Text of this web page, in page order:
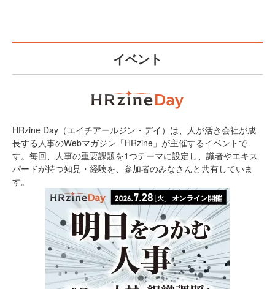
イベント
HRzine Day（エイチアールジン・デイ）は、人が活き会社が成
長する人事のWebマガジン「HRzine」が主催するイベントで
す。毎回、人事の重要課題を1つテーマに設定し、識者やエキス
パードが持つ知見・経験を、参加者のみなさんと共有していま
す。